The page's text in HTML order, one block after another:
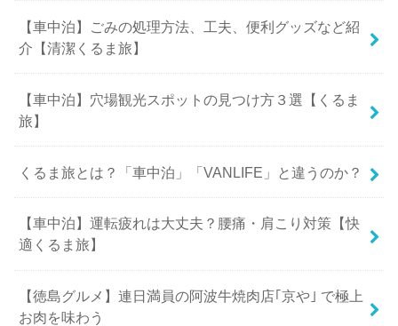
【車中泊】ごみの処理方法、工夫、便利グッズなど紹
介【清潔くるま旅】
【車中泊】穴場観光スポットの見つけ方３選【くるま
旅】
くるま旅とは？「車中泊」「VANLIFE」と違うのか？
【車中泊】運転疲れは大丈夫？腰痛・肩こり対策【快
適くるま旅】
【徳島グルメ】連日満員の阿波牛焼肉店｢京や｣ で極上
お肉を味わう